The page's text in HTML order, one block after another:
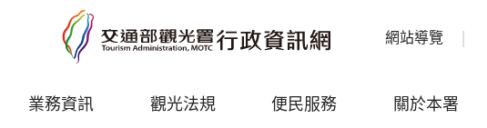
網站導覽
業務資訊 觀光法規 便民服務 關於本署